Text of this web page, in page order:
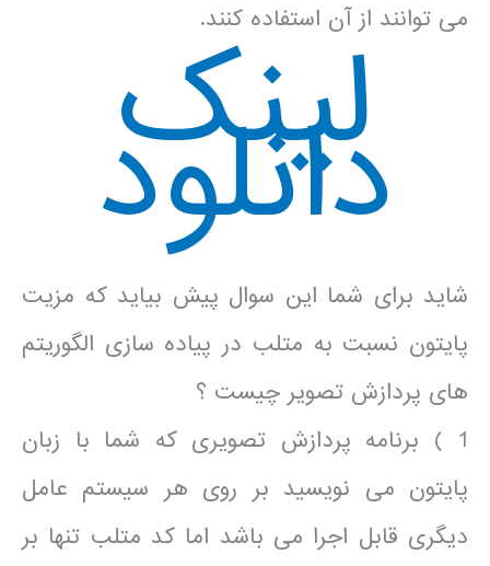
می توانند از آن استفاده کنند.
لینک
دانلود
شاید برای شما این سوال پیش بیاید که مزیت
پایتون نسبت به متلب در پیاده سازی الگوریتم
های پردازش تصویر چیست ؟
1 ) برنامه پردازش تصویری که شما با زبان
پایتون می نویسید بر روی هر سیستم عامل
دیگری قابل اجرا می باشد اما کد متلب تنها بر